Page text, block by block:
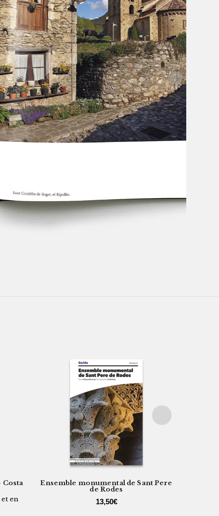
Costa
en
Ensemble monumental de Sant Pere
de Rodes
13,50€